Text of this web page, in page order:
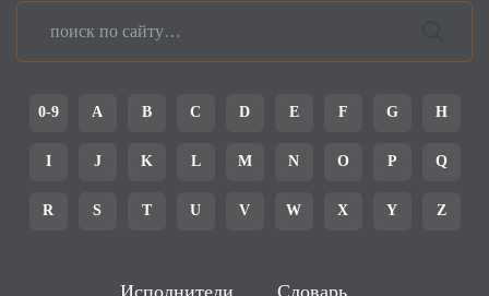
0-9 A B C D E F G H
I J K L M N O P Q
R S T U V W X Y Z
Исполнители Словарь